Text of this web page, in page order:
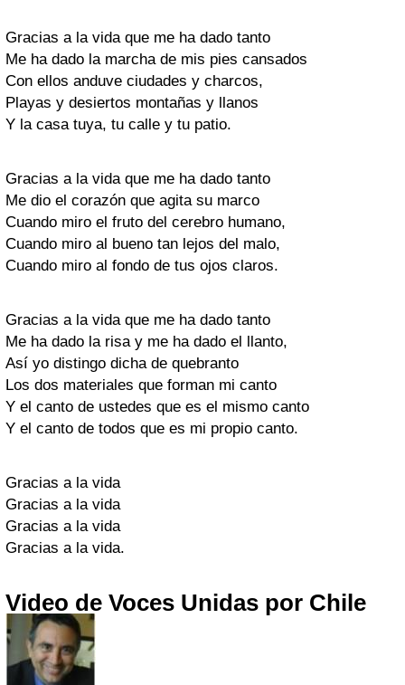
Gracias a la vida que me ha dado tanto
Me ha dado la marcha de mis pies cansados
Con ellos anduve ciudades y charcos,
Playas y desiertos montañas y llanos
Y la casa tuya, tu calle y tu patio.
Gracias a la vida que me ha dado tanto
Me dio el corazón que agita su marco
Cuando miro el fruto del cerebro humano,
Cuando miro al bueno tan lejos del malo,
Cuando miro al fondo de tus ojos claros.
Gracias a la vida que me ha dado tanto
Me ha dado la risa y me ha dado el llanto,
Así yo distingo dicha de quebranto
Los dos materiales que forman mi canto
Y el canto de ustedes que es el mismo canto
Y el canto de todos que es mi propio canto.
Gracias a la vida
Gracias a la vida
Gracias a la vida
Gracias a la vida.
Video de Voces Unidas por Chile